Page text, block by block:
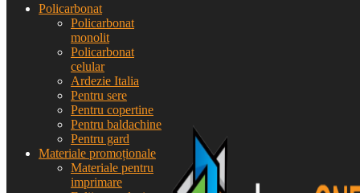
Policarbonat
Policarbonat
monolit
Policarbonat
celular
Ardezie Italia
Pentru sere
Pentru copertine
Pentru baldachine
Pentru gard
Materiale promoționale
Materiale pentru
imprimare